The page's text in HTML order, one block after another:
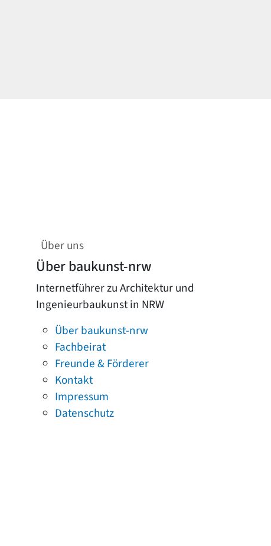
Über uns
Über baukunst-nrw
Internetführer zu Architektur und
Ingenieurbaukunst in NRW
Über baukunst-nrw
Fachbeirat
Freunde & Förderer
Kontakt
Impressum
Datenschutz